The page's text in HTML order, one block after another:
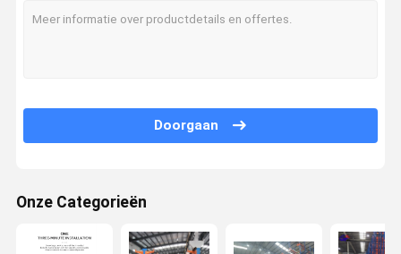
Ernstpallet het Rekken
Mezzanine het Rekken Systeem
ASRS-rekken
Doorgaan
Onze Categorieën